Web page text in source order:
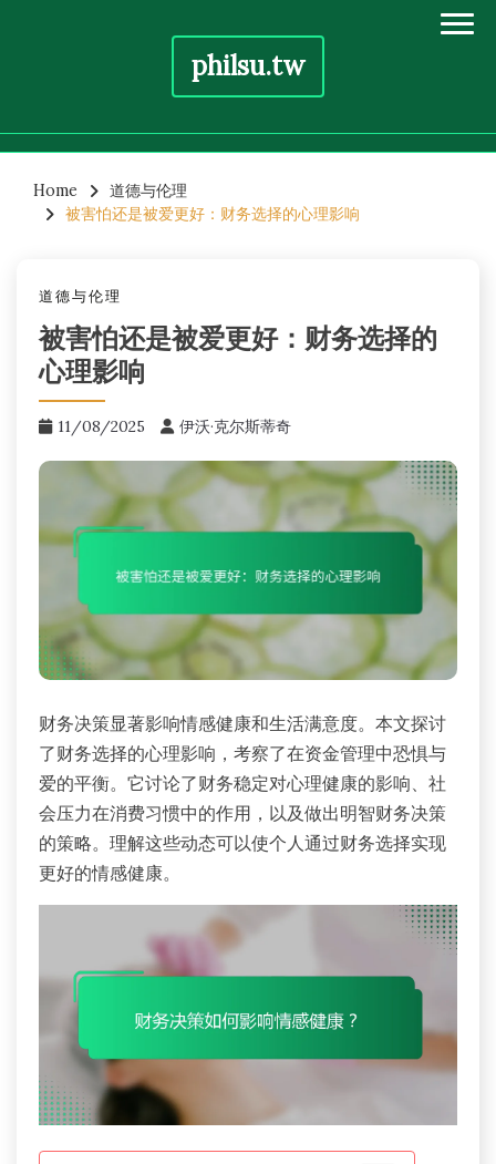
philsu.tw
content
Home
道德与伦理
被害怕还是被爱更好：财务选择的心理影响
道德与伦理
被害怕还是被爱更好：财务选择的
心理影响
11/08/2025 伊沃·克尔斯蒂奇
财务决策显著影响情感健康和生活满意度。本文探讨
了财务选择的心理影响，考察了在资金管理中恐惧与
爱的平衡。它讨论了财务稳定对心理健康的影响、社
会压力在消费习惯中的作用，以及做出明智财务决策
的策略。理解这些动态可以使个人通过财务选择实现
更好的情感健康。